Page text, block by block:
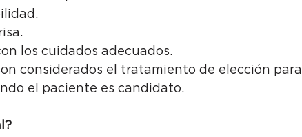
los cuidados adecuados.
considerados el tratamiento de elección para
el paciente es candidato.